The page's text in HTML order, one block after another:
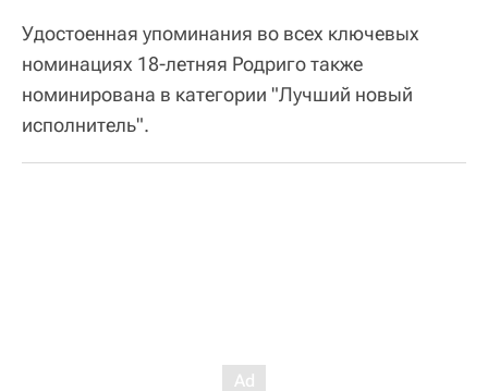
Удостоенная упоминания во всех ключевых
номинациях 18-летняя Родриго также
номинирована в категории "Лучший новый
исполнитель".